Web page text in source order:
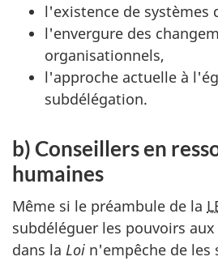
l'existence de systèmes
l'envergure des
organisationnels,
l'approche actuelle à
subdélégation.
b) Conseillers en
humaines
Même si le préambule de la
subdéléguer les pouvoirs
dans la Loi n'empêche de les